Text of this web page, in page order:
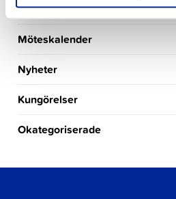
Händelsekalender
Möteskalender
Nyheter
Kungörelser
Okategoriserade